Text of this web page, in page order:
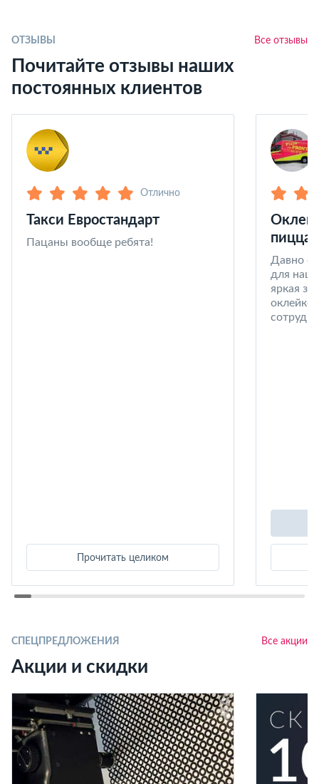
ОТЗЫВЫ Все отзывы
Почитайте отзывы наших
постоянных клиентов
Отлично
Такси Евростандарт
Пацаны вообще ребята!
Прочитать целиком
пицца
Давно
для
яркая
оклейке
СПЕЦПРЕДЛОЖЕНИЯ Все акции
Акции и скидки